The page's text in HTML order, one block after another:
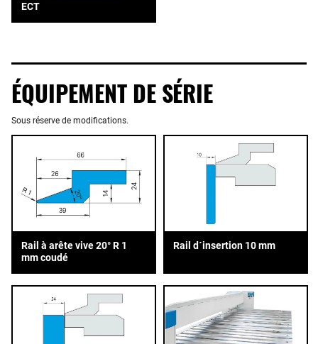
ECT
ÉQUIPEMENT DE SÉRIE
Sous réserve de modifications.
Rail à arête vive 20° R 1
mm coudé
Rail d´insertion 10 mm